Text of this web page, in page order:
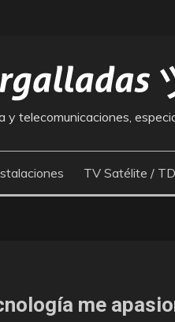
y telecomunicaciones,
TV Satélite /
me